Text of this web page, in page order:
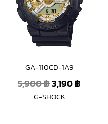
GA-110CD-1A9
5,900฿3,190฿
G-SHOCK